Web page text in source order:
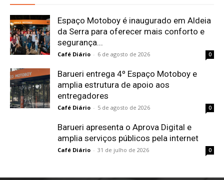
Espaço Motoboy é inaugurado em Aldeia
da Serra para oferecer mais conforto e
segurança...
Café Diário - 6 de agosto de 2026 0
Barueri entrega 4º Espaço Motoboy e
amplia estrutura de apoio aos
entregadores
Café Diário - 5 de agosto de 2026 0
Barueri apresenta o Aprova Digital e
amplia serviços públicos pela internet
Café Diário - 31 de julho de 2026 0